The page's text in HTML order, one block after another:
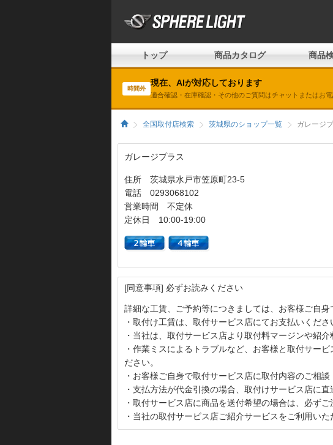
トップ 商品カタログ 商品
時間外
現在、AIが対応しております
適合確認・在庫確認・その他のご質問はチャットまたはお
全国取付店検索 茨城県のショップ一覧 ガレージ
ガレージプラス
住所 茨城県水戸市笠原町23-5
電話 0293068102
営業時間 不定休
定休日 10:00-19:00
[同意事項] 必ずお読みください
詳細な工賃、ご予約等につきましては、お客様ご自
・取付け工賃は、取付サービス店にてお支払いくださ
・当社は、取付サービス店より取付料マージンや紹
・作業ミスによるトラブルなど、お客様と取付サー
ださい。
・お客様ご自身で取付サービス店に取付内容のご相
・支払方法が代金引換の場合、取付けサービス店に直
・取付サービス店に商品を送付希望の場合は、必ず
・当社の取付サービス店ご紹介サービスをご利用い